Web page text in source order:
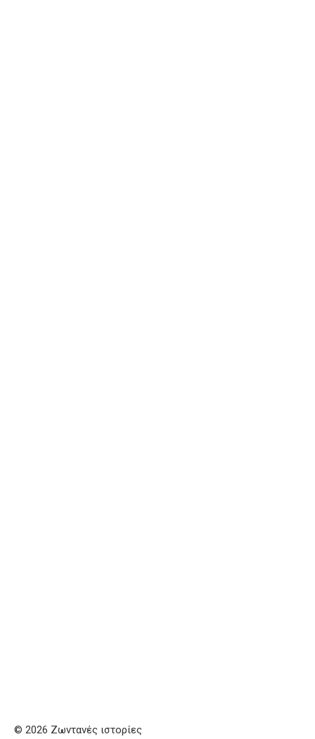
© 2026 Ζωντανές ιστορίες